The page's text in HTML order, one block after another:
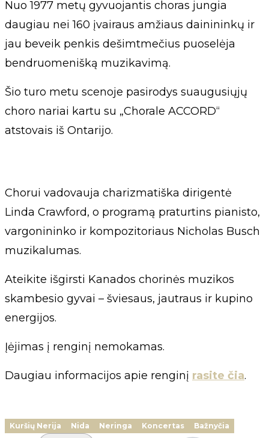
Nuo 1977 metų gyvuojantis choras jungia
daugiau nei 160 įvairaus amžiaus dainininkų ir
jau beveik penkis dešimtmečius puoselėja
bendruomenišką muzikavimą.
Šio turo metu scenoje pasirodys suaugusiųjų
choro nariai kartu su „Chorale ACCORD“
atstovais iš Ontarijo.
Chorui vadovauja charizmatiška dirigentė
Linda Crawford, o programą praturtins pianisto,
vargonininko ir kompozitoriaus Nicholas Busch
muzikalumas.
Ateikite išgirsti Kanados chorinės muzikos
skambesio gyvai – šviesaus, jautraus ir kupino
energijos.
Įėjimas į renginį nemokamas.
Daugiau informacijos apie renginį rasite čia.
Kuršių Nerija Nida Neringa Koncertas Bažnyčia